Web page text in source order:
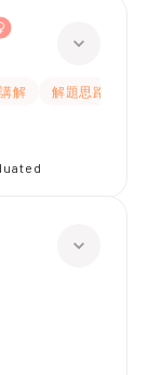
解
解題思路